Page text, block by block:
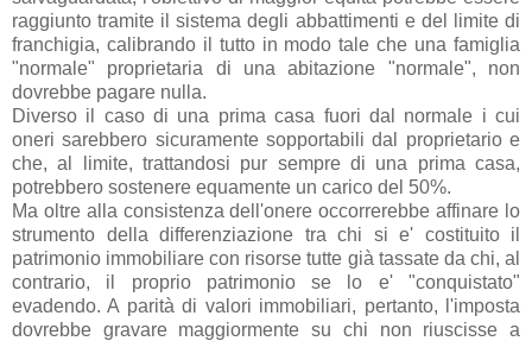
raggiunto tramite il sistema degli abbattimenti e del limite di
franchigia, calibrando il tutto in modo tale che una famiglia
"normale" proprietaria di una abitazione "normale", non
dovrebbe pagare nulla.
Diverso il caso di una prima casa fuori dal normale i cui
oneri sarebbero sicuramente sopportabili dal proprietario e
che, al limite, trattandosi pur sempre di una prima casa,
potrebbero sostenere equamente un carico del 50%.
Ma oltre alla consistenza dell'onere occorrerebbe affinare lo
strumento della differenziazione tra chi si e' costituito il
patrimonio immobiliare con risorse tutte già tassate da chi, al
contrario, il proprio patrimonio se lo e' "conquistato"
evadendo. A parità di valori immobiliari, pertanto, l'imposta
dovrebbe gravare maggiormente su chi non riuscisse a